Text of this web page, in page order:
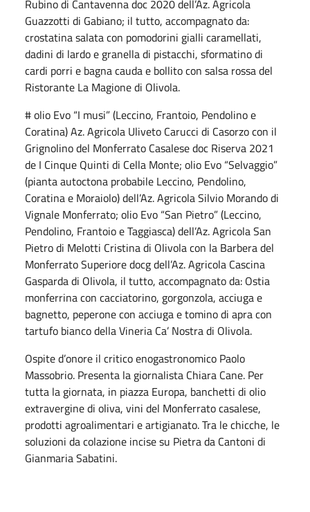
Rubino di Cantavenna doc 2020 dell’Az. Agricola
Guazzotti di Gabiano; il tutto, accompagnato da:
crostatina salata con pomodorini gialli caramellati,
dadini di lardo e granella di pistacchi, sformatino di
cardi porri e bagna cauda e bollito con salsa rossa del
Ristorante La Magione di Olivola.
# olio Evo “I musi” (Leccino, Frantoio, Pendolino e
Coratina) Az. Agricola Uliveto Carucci di Casorzo con il
Grignolino del Monferrato Casalese doc Riserva 2021
de I Cinque Quinti di Cella Monte; olio Evo “Selvaggio”
(pianta autoctona probabile Leccino, Pendolino,
Coratina e Moraiolo) dell’Az. Agricola Silvio Morando di
Vignale Monferrato; olio Evo “San Pietro” (Leccino,
Pendolino, Frantoio e Taggiasca) dell’Az. Agricola San
Pietro di Melotti Cristina di Olivola con la Barbera del
Monferrato Superiore docg dell’Az. Agricola Cascina
Gasparda di Olivola, il tutto, accompagnato da: Ostia
monferrina con cacciatorino, gorgonzola, acciuga e
bagnetto, peperone con acciuga e tomino di apra con
tartufo bianco della Vineria Ca’ Nostra di Olivola.
Ospite d’onore il critico enogastronomico Paolo
Massobrio. Presenta la giornalista Chiara Cane. Per
tutta la giornata, in piazza Europa, banchetti di olio
extravergine di oliva, vini del Monferrato casalese,
prodotti agroalimentari e artigianato. Tra le chicche, le
soluzioni da colazione incise su Pietra da Cantoni di
Gianmaria Sabatini.